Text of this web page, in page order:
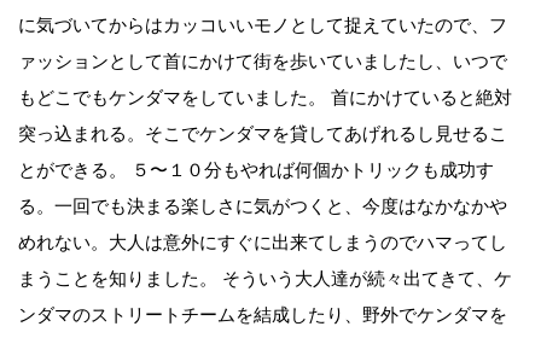
に気づいてからはカッコいいモノとして捉えていたので、フ
ァッションとして首にかけて街を歩いていましたし、いつで
もどこでもケンダマをしていました。 首にかけていると絶対
突っ込まれる。そこでケンダマを貸してあげれるし見せるこ
とができる。 ５〜１０分もやれば何個かトリックも成功す
る。一回でも決まる楽しさに気がつくと、今度はなかなかや
めれない。大人は意外にすぐに出来てしまうのでハマってし
まうことを知りました。 そういう大人達が続々出てきて、ケ
ンダマのストリートチームを結成したり、野外でケンダマを